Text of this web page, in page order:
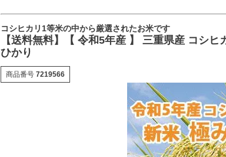
コシヒカリ1等米の中から厳選されたお米です
【送料無料】【 令和5年産 】 三重県産 コシ
ひかり
商品番号 7219566